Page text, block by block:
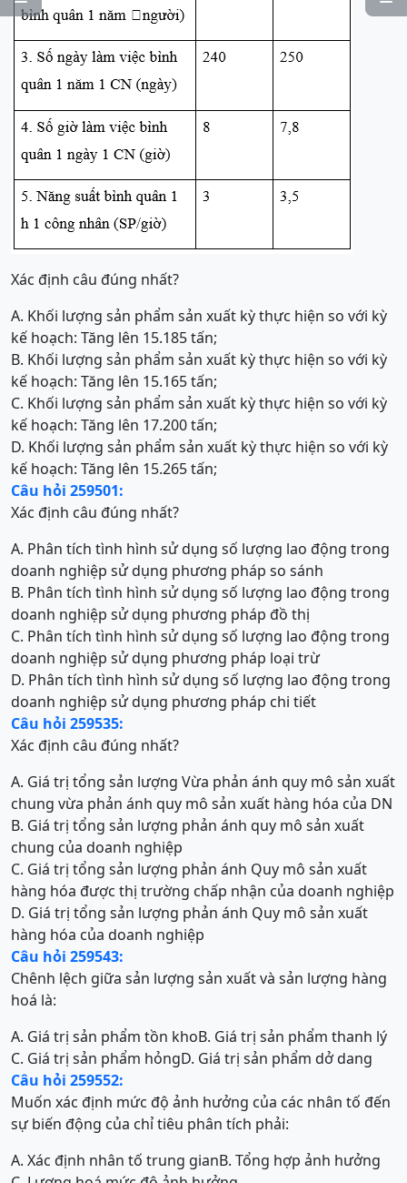
Xác định câu đúng nhất?
A. Khối lượng sản phẩm sản xuất kỳ thực hiện so với kỳ
kế hoạch: Tăng lên 15.185 tấn;
B. Khối lượng sản phẩm sản xuất kỳ thực hiện so với kỳ
kế hoạch: Tăng lên 15.165 tấn;
C. Khối lượng sản phẩm sản xuất kỳ thực hiện so với kỳ
kế hoạch: Tăng lên 17.200 tấn;
D. Khối lượng sản phẩm sản xuất kỳ thực hiện so với kỳ
kế hoạch: Tăng lên 15.265 tấn;
Câu hỏi 259501:
Xác định câu đúng nhất?
A. Phân tích tình hình sử dụng số lượng lao động trong
doanh nghiệp sử dụng phương pháp so sánh
B. Phân tích tình hình sử dụng số lượng lao động trong
doanh nghiệp sử dụng phương pháp đồ thị
C. Phân tích tình hình sử dụng số lượng lao động trong
doanh nghiệp sử dụng phương pháp loại trừ
D. Phân tích tình hình sử dụng số lượng lao động trong
doanh nghiệp sử dụng phương pháp chi tiết
Câu hỏi 259535:
Xác định câu đúng nhất?
A. Giá trị tổng sản lượng Vừa phản ánh quy mô sản xuất
chung vừa phản ánh quy mô sản xuất hàng hóa của DN
B. Giá trị tổng sản lượng phản ánh quy mô sản xuất
chung của doanh nghiệp
C. Giá trị tổng sản lượng phản ánh Quy mô sản xuất
hàng hóa được thị trường chấp nhận của doanh nghiệp
D. Giá trị tổng sản lượng phản ánh Quy mô sản xuất
hàng hóa của doanh nghiệp
Câu hỏi 259543:
Chênh lệch giữa sản lượng sản xuất và sản lượng hàng
hoá là:
A. Giá trị sản phẩm tồn khoB. Giá trị sản phẩm thanh lý
C. Giá trị sản phẩm hỏngD. Giá trị sản phẩm dở dang
Câu hỏi 259552:
Muốn xác định mức độ ảnh hưởng của các nhân tố đến
sự biến động của chỉ tiêu phân tích phải:
A. Xác định nhân tố trung gianB. Tổng hợp ảnh hưởng